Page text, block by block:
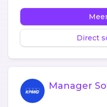
Direct
Manager